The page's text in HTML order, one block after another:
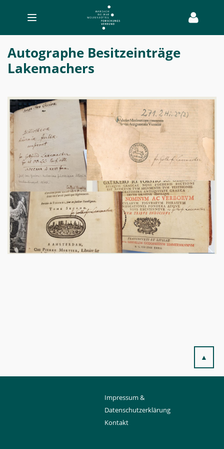
Toggle
navigation
Autographen
-
Lakemacher
Autographe Besitzeinträge
Lakemachers
▲
Impressum &
Datenschutzerklärung
Kontakt